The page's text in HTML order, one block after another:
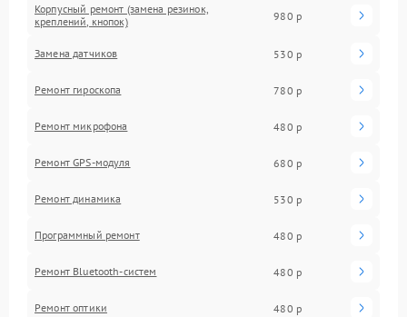
Корпусный ремонт (замена резинок,
креплений, кнопок)
980 р
Замена датчиков 530 р
Ремонт гироскопа 780 р
Ремонт микрофона 480 р
Ремонт GPS-модуля 680 р
Ремонт динамика 530 р
Программный ремонт 480 р
Ремонт Bluetooth-систем 480 р
Ремонт оптики 480 р